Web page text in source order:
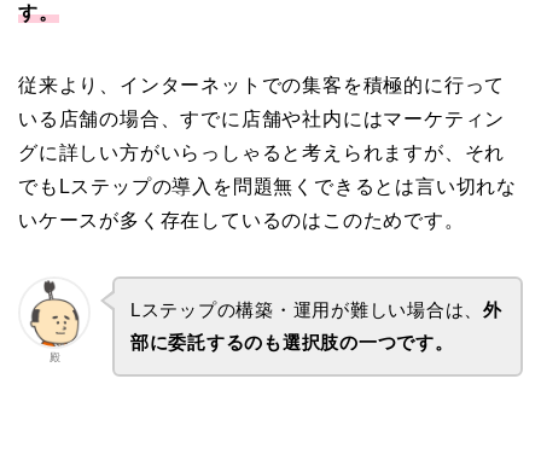
す。
従来より、インターネットでの集客を積極的に行って
いる店舗の場合、すでに店舗や社内にはマーケティン
グに詳しい方がいらっしゃると考えられますが、それ
でもLステップの導入を問題無くできるとは言い切れな
いケースが多く存在しているのはこのためです。
殿
Lステップの構築・運用が難しい場合は、外
部に委託するのも選択肢の一つです。